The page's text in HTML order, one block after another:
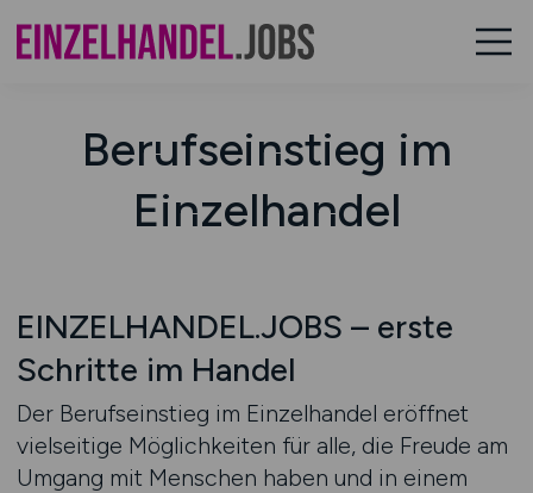
Berufseinstieg im
Einzelhandel
EINZELHANDEL.JOBS – erste
Schritte im Handel
Der Berufseinstieg im Einzelhandel eröffnet
vielseitige Möglichkeiten für alle, die Freude am
Umgang mit Menschen haben und in einem